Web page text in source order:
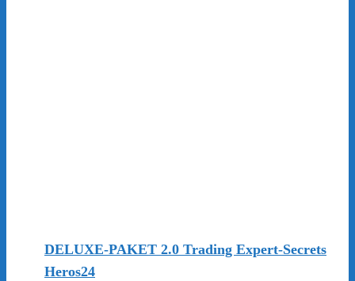
DELUXE-PAKET 2.0 Trading Expert-Secrets
Heros24